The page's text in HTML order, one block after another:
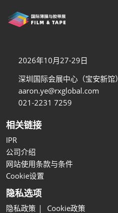
2026年10月27-29日
深圳国际会展中心（宝安新馆）
aaron.ye@rxglobal.com
021-2231 7259
相关链接
IPR
公司介绍
网站使用条款与条件
Cookie设置
隐私选项
隐私政策 Cookie政策